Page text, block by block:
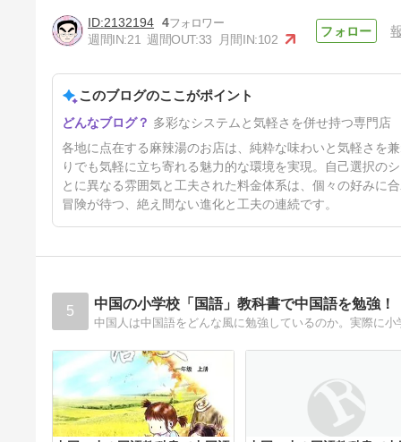
海底撈火鍋 海浜幕張店：麻辣
湯（千葉県千葉市）
2132194 4
週間IN:21 週間OUT:33 月間IN:102
このブログのここがポイント
多彩なシステムと気軽さを併せ持つ専門店
各地に点在する麻辣湯のお店は、純粋な味わいと気軽さを
りでも気軽に立ち寄れる魅力的な環境を実現。自己選択の
とに異なる雰囲気と工夫された料金体系は、個々の好みに
冒険が待つ、絶え間ない進化と工夫の連続です。
5 中国の小学校「国語」教科書で中国語を勉強！